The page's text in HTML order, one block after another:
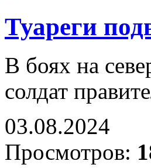
Туареги
В боях на
солдат
03.08.2024
Просмотров: